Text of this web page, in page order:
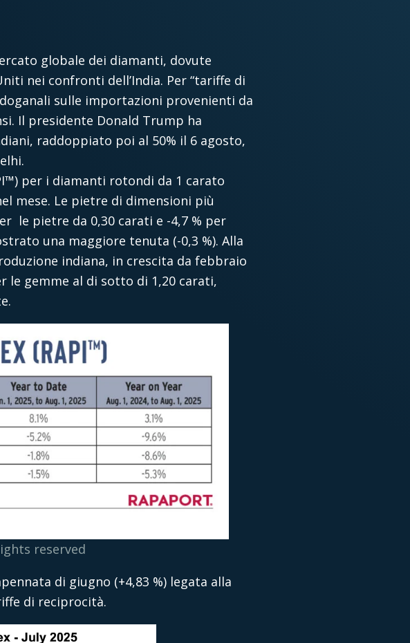
globale dei diamanti, dovute
nei confronti dell’India. Per “tariffe di
sulle importazioni provenienti da
Il presidente Donald Trump ha
raddoppiato poi al 50% il 6 agosto,
per i diamanti rotondi da 1 carato
mese. Le pietre di dimensioni più
le pietre da 0,30 carati e -4,7 % per
una maggiore tenuta (-0,3 %). Alla
indiana, in crescita da febbraio
gemme al di sotto di 1,20 carati,
reserved
di giugno (+4,83 %) legata alla
di reciprocità.